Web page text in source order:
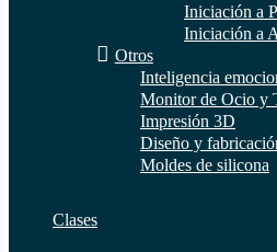
Iniciación a
Iniciación a
Otros
Inteligencia
Monitor de Ocio y
Impresión 3D
Diseño y
Moldes de silicona
Clases